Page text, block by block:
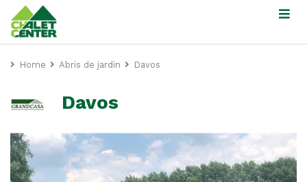
Home Abris de jardin Davos
Davos